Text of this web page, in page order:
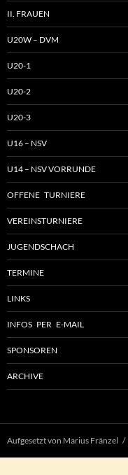
II. FRAUEN
U20W – DVM
U20-1
U20-2
U20-3
U16 – NSV
U14 – NSV VORRUNDE
OFFENE TURNIERE
VEREINSTURNIERE
JUGENDSCHACH
TERMINE
LINKS
INFOS PER E-MAIL
SPONSOREN
ARCHIVE
Aufgesetzt von Marius Fränzel